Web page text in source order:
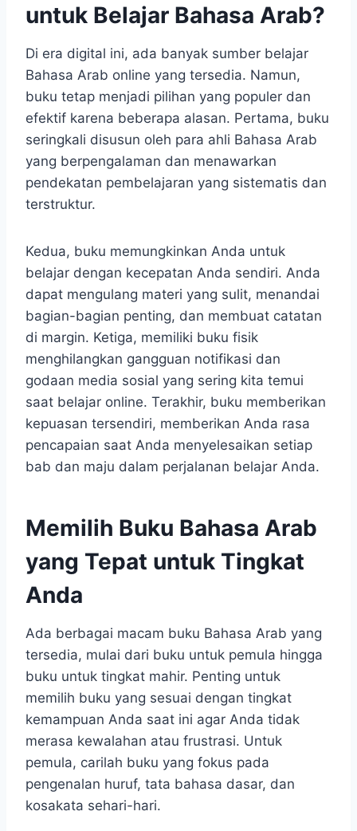
untuk Belajar Bahasa Arab?
Di era digital ini, ada banyak sumber belajar
Bahasa Arab online yang tersedia. Namun,
buku tetap menjadi pilihan yang populer dan
efektif karena beberapa alasan. Pertama, buku
seringkali disusun oleh para ahli Bahasa Arab
yang berpengalaman dan menawarkan
pendekatan pembelajaran yang sistematis dan
terstruktur.
Kedua, buku memungkinkan Anda untuk
belajar dengan kecepatan Anda sendiri. Anda
dapat mengulang materi yang sulit, menandai
bagian-bagian penting, dan membuat catatan
di margin. Ketiga, memiliki buku fisik
menghilangkan gangguan notifikasi dan
godaan media sosial yang sering kita temui
saat belajar online. Terakhir, buku memberikan
kepuasan tersendiri, memberikan Anda rasa
pencapaian saat Anda menyelesaikan setiap
bab dan maju dalam perjalanan belajar Anda.
Memilih Buku Bahasa Arab
yang Tepat untuk Tingkat
Anda
Ada berbagai macam buku Bahasa Arab yang
tersedia, mulai dari buku untuk pemula hingga
buku untuk tingkat mahir. Penting untuk
memilih buku yang sesuai dengan tingkat
kemampuan Anda saat ini agar Anda tidak
merasa kewalahan atau frustrasi. Untuk
pemula, carilah buku yang fokus pada
pengenalan huruf, tata bahasa dasar, dan
kosakata sehari-hari.